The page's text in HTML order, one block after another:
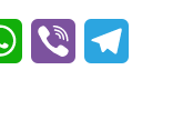
WhatsApp
Viber